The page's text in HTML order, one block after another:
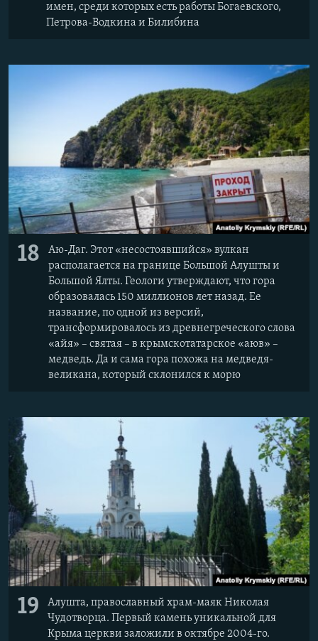
имен, среди которых есть работы Богаевского,
Петрова-Водкина и Билибина
18
Аю-Даг. Этот «несостоявшийся» вулкан
располагается на границе Большой Алушты и
Большой Ялты. Геологи утверждают, что гора
образовалась 150 миллионов лет назад. Ее
название, по одной из версий,
трансформировалось из древнегреческого слова
«айя» – святая – в крымскотатарское «аюв» –
медведь. Да и сама гора похожа на медведя-
великана, который склонился к морю
19
Алушта, православный храм-маяк Николая
Чудотворца. Первый камень уникальной для
Крыма церкви заложили в октябре 2004-го.